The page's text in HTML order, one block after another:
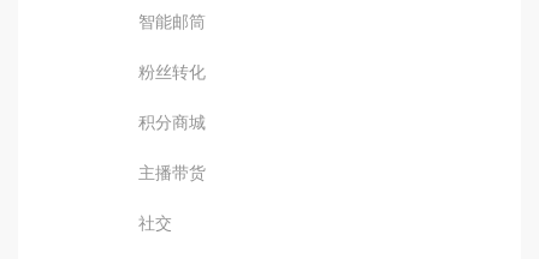
智能邮筒
粉丝转化
积分商城
主播带货
社交